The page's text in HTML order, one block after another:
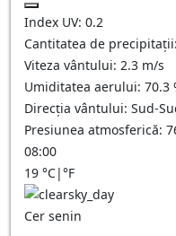
Index UV: 0.2
Cantitatea de precipitații:
Viteza vântului: 2.3 m/s
Umiditatea aerului: 70.3
Direcția vântului: Sud-
Presiunea atmosferică:
08:00
19 °C|°F
Cer senin